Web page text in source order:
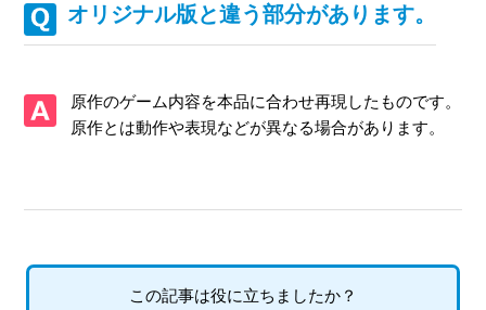
ゲームを終了するにはどうすればよいですか。
ゲーム内でセーブしたのに次にソフトを起動したとき、その
セーブデータが残っていません。
ステートセーブ（中断データ）はどこに保存されますか。
オンライン対戦はできますか。
オリジナル版と違う部分があります。
原作のゲーム内容を本品に合わせ再現したものです。
原作とは動作や表現などが異なる場合があります。
この記事は役に立ちましたか？